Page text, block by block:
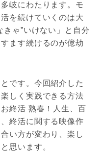
岐にわたります。モ
を続けていくのは大
ゃ”いけない」と自分
ます続けるのが億劫
です。今回紹介した
しく実践できる方法
終活 熟春！人生、百
終活に関する映像作
い方が変わり、楽し
思います。